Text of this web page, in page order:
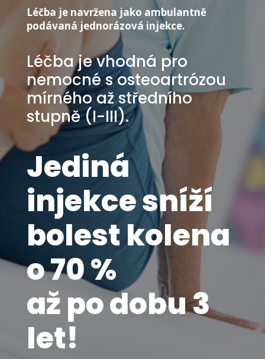
Léčba je navržena jako ambulantně
podávaná jednorázová injekce.
Léčba je vhodná pro
nemocné s osteoartrózou
mírného až středního
stupně (I-III).
Jediná
injekce sníží
bolest kolena
o 70 %
až po dobu 3
let!